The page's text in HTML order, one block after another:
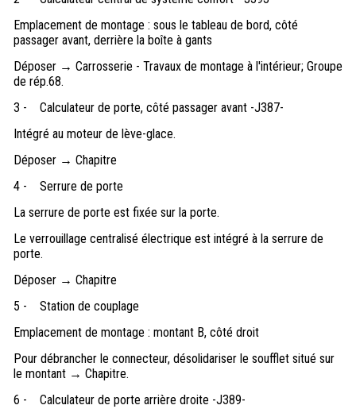
Emplacement de montage : sous le tableau de bord, côté
passager avant, derrière la boîte à gants
Déposer → Carrosserie - Travaux de montage à l'intérieur; Groupe
de rép.68.
3 -
Calculateur de porte, côté passager avant -J387-
Intégré au moteur de lève-glace.
Déposer → Chapitre
4 -
Serrure de porte
La serrure de porte est fixée sur la porte.
Le verrouillage centralisé électrique est intégré à la serrure de
porte.
Déposer → Chapitre
5 -
Station de couplage
Emplacement de montage : montant B, côté droit
Pour débrancher le connecteur, désolidariser le soufflet situé sur
le montant → Chapitre.
6 -
Calculateur de porte arrière droite -J389-